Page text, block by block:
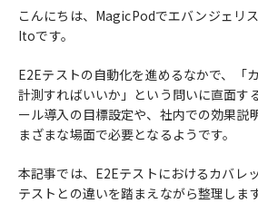
こんにちは、MagicPodでエバンジェリ
Itoです。
E2Eテストの自動化を進めるなかで、「
計測すればいいか」という問いに直面す
ール導入の目標設定や、社内での効果説
まざまな場面で必要となるようです。
本記事では、E2Eテストにおけるカバレ
テストとの違いを踏まえながら整理します